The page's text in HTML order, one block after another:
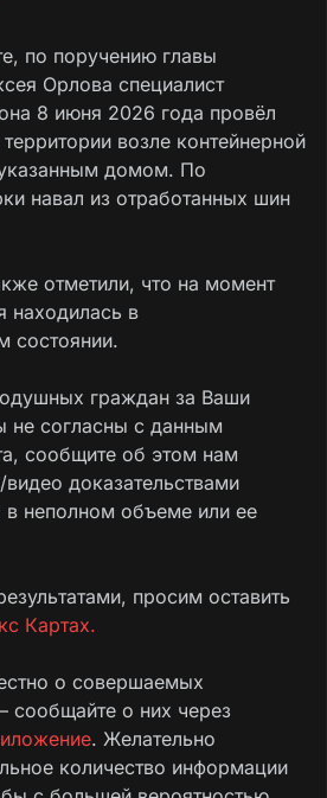
по поручению главы
Орлова специалист
8 июня 2026 года провёл
возле контейнерной
домом. По
навал из отработанных шин
отметили, что на момент
находилась в
состоянии.
граждан за Ваши
не согласны с данным
сообщите об этом нам
доказательствами
в неполном объеме или ее
просим оставить
Картах.
о совершаемых
сообщайте о них через
. Желательно
количество информации